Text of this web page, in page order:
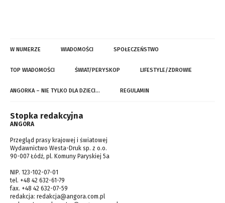
W NUMERZE WIADOMOŚCI SPOŁECZEŃSTWO
TOP WIADOMOŚCI ŚWIAT/PERYSKOP LIFESTYLE/ZDROWIE
ANGORKA – NIE TYLKO DLA DZIECI… REGULAMIN
Stopka redakcyjna
ANGORA
Przegląd prasy krajowej i światowej
Wydawnictwo Westa-Druk sp. z o.o.
90-007 Łódź, pl. Komuny Paryskiej 5a
NIP. 123-102-07-01
tel. +48 42 632-61-79
fax. +48 42 632-07-59
redakcja: redakcja@angora.com.pl